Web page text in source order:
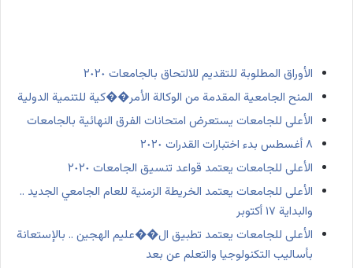
الأوراق المطلوبة للتقديم للالتحاق بالجامعات ٢٠٢٠
المنح الجامعية المقدمة من الوكالة الأمر��كية للتنمية الدولية
الأعلى للجامعات يستعرض امتحانات الفرق النهائية بالجامعات
٨ أغسطس بدء اختبارات القدرات ٢٠٢٠
الأعلى للجامعات يعتمد قواعد تنسيق الجامعات ٢٠٢٠
الأعلى للجامعات يعتمد الخريطة الزمنية للعام الجامعي الجديد ..
والبداية ١٧ أكتوبر
الأعلى للجامعات يعتمد تطبيق ال��عليم الهجين .. بالإستعانة
بأساليب التكنولوجيا والتعلم عن بعد